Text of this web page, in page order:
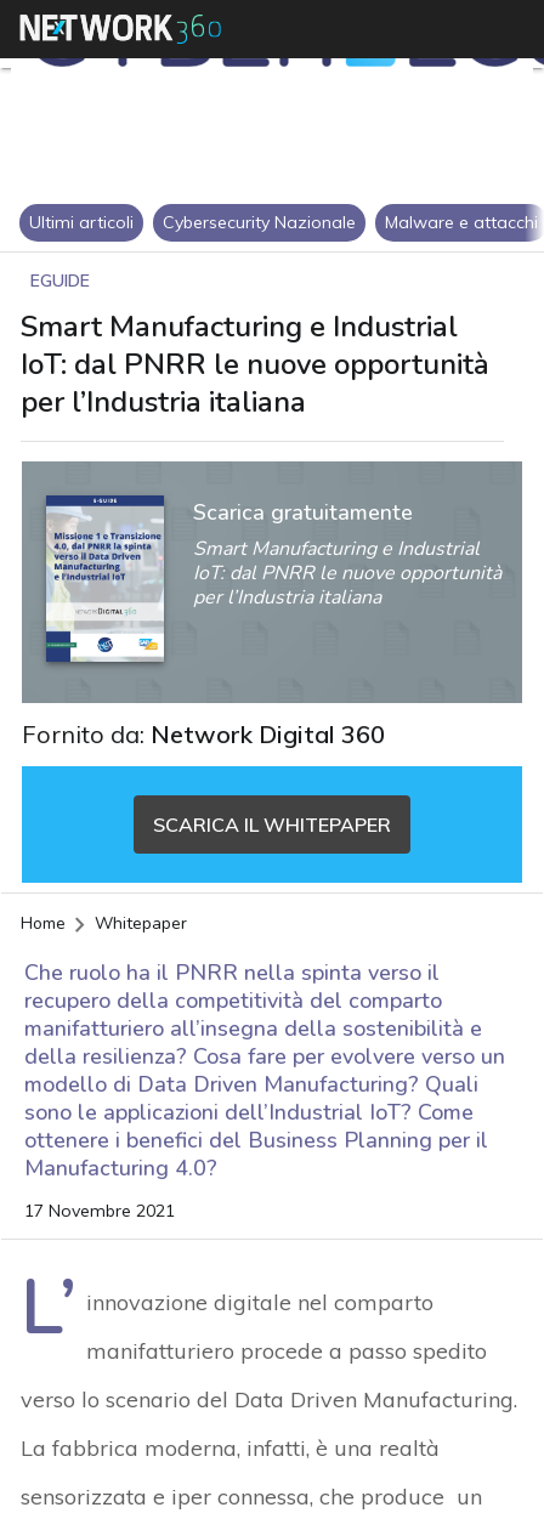
Ultimi articoli Cybersecurity Nazionale Malware e attacchi
EGUIDE
Smart Manufacturing e Industrial
IoT: dal PNRR le nuove opportunità
per l’Industria italiana
Scarica gratuitamente
Smart Manufacturing e Industrial
IoT: dal PNRR le nuove opportunità
per l’Industria italiana
Fornito da: Network Digital 360
SCARICA IL WHITEPAPER
Home Whitepaper
Che ruolo ha il PNRR nella spinta verso il
recupero della competitività del comparto
manifatturiero all’insegna della sostenibilità e
della resilienza? Cosa fare per evolvere verso un
modello di Data Driven Manufacturing? Quali
sono le applicazioni dell’Industrial IoT? Come
ottenere i benefici del Business Planning per il
Manufacturing 4.0?
17 Novembre 2021
L’ innovazione digitale nel comparto
manifatturiero procede a passo spedito
verso lo scenario del Data Driven Manufacturing.
La fabbrica moderna, infatti, è una realtà
sensorizzata e iper connessa, che produce un